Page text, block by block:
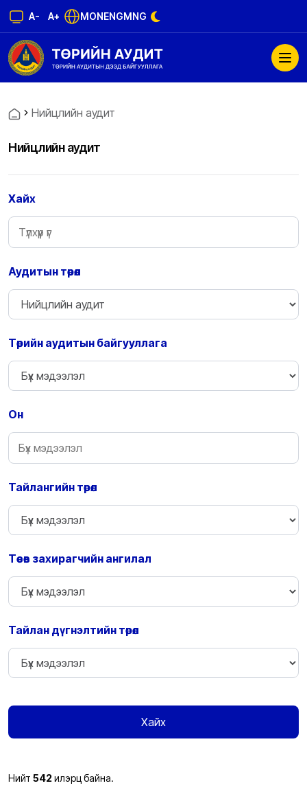
A- A+ MONENGMNG
Нийцлийн аудит
Нийцлийн аудит
Хайх
Аудитын төрөл
Төрийн аудитын байгууллага
Он
Тайлангийн төрөл
Төсөв захирагчийн ангилал
Тайлан дүгнэлтийн төрөл
Хайх
Нийт 542илэрц байна.